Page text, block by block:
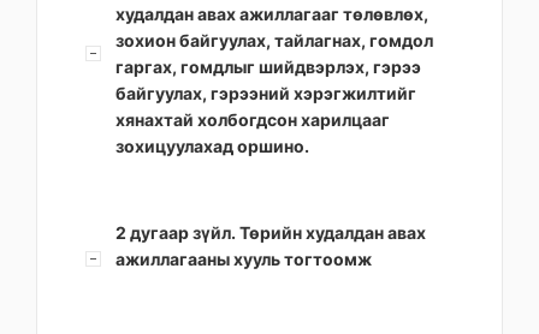
худалдан авах ажиллагааг төлөвлөх,
зохион байгуулах, тайлагнах, гомдол
гаргах, гомдлыг шийдвэрлэх, гэрээ
байгуулах, гэрээний хэрэгжилтийг
хянахтай холбогдсон харилцааг
зохицуулахад оршино.
2 дугаар зүйл. Төрийн худалдан авах
ажиллагааны хууль тогтоомж